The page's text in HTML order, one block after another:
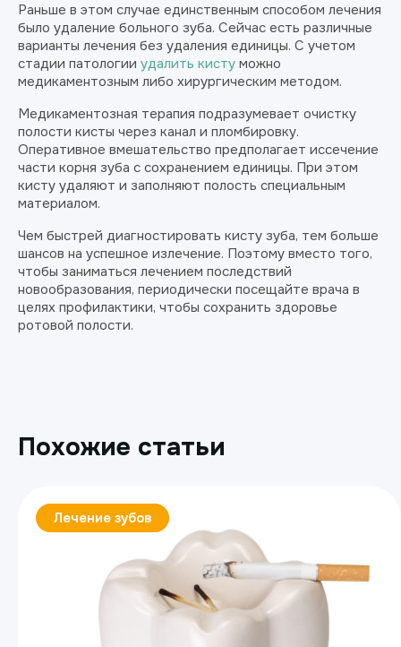
Раньше в этом случае единственным способом лечения
было удаление больного зуба. Сейчас есть различные
варианты лечения без удаления единицы. С учетом
стадии патологии удалить кисту можно
медикаментозным либо хирургическим методом.
Медикаментозная терапия подразумевает очистку
полости кисты через канал и пломбировку.
Оперативное вмешательство предполагает иссечение
части корня зуба с сохранением единицы. При этом
кисту удаляют и заполняют полость специальным
материалом.
Чем быстрей диагностировать кисту зуба, тем больше
шансов на успешное излечение. Поэтому вместо того,
чтобы заниматься лечением последствий
новообразования, периодически посещайте врача в
целях профилактики, чтобы сохранить здоровье
ротовой полости.
Похожие статьи
Лечение зубов